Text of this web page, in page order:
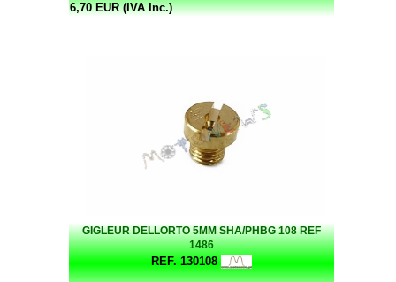
6,70 EUR (IVA Inc.)
GIGLEUR DELLORTO 5MM SHA/PHBG 108 REF
1486
REF. 130108